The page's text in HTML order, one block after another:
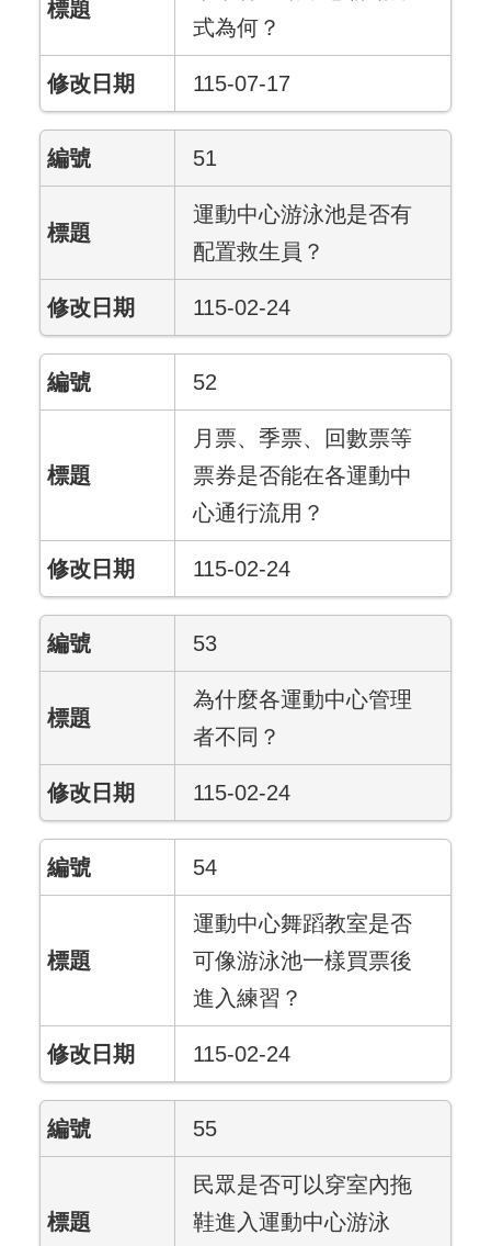
式為何？
115-07-17
51
運動中心游泳池是否有
配置救生員？
115-02-24
52
月票、季票、回數票等
票券是否能在各運動中
心通行流用？
115-02-24
53
為什麼各運動中心管理
者不同？
115-02-24
54
運動中心舞蹈教室是否
可像游泳池一樣買票後
進入練習？
115-02-24
55
民眾是否可以穿室內拖
鞋進入運動中心游泳